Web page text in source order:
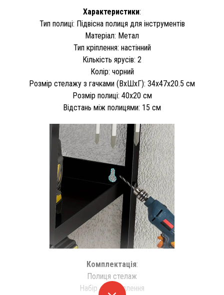
Характеристики:
Тип полиці: Підвісна полиця для інструментів
Матеріал: Метал
Тип кріплення: настінний
Кількість ярусів: 2
Колір: чорний
Розмір стелажу з гачками (ВхШхГ): 34х47х20.5 см
Розмір полиці: 40х20 см
Відстань між полицями: 15 см
Комплектація:
Полиця стелаж
Набір для кріплення